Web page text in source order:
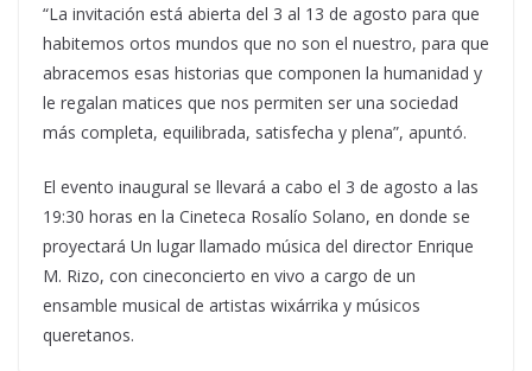
“La invitación está abierta del 3 al 13 de agosto para que
habitemos ortos mundos que no son el nuestro, para que
abracemos esas historias que componen la humanidad y
le regalan matices que nos permiten ser una sociedad
más completa, equilibrada, satisfecha y plena”, apuntó.
El evento inaugural se llevará a cabo el 3 de agosto a las
19:30 horas en la Cineteca Rosalío Solano, en donde se
proyectará Un lugar llamado música del director Enrique
M. Rizo, con cineconcierto en vivo a cargo de un
ensamble musical de artistas wixárrika y músicos
queretanos.